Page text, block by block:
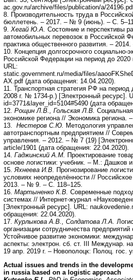
ac.gov.ru/archive/files/publication/a/
8. Производительность труда в
бюллетень. – 2017. – № 9 (июнь). – С.
9. Хегай Ю.А. Состояние и перспективы
автомобильных перевозок в Российской
практика общественного развития. –
10. Концепция долгосрочного социально-
Российской Федерации на период до
URL:
static.government.ru/media/files/
AX.pdf (дата обращения: 14.04.2020).
11. Транспортная стратегия РФ на период
2008 г. № 1734-р.) [Электронный ресурс].
id=3771&layer_id=5104#5490 (дата
12. Рощин Л.В., Гольская Л.В.
экономике региона // Экономика
13. Нестеров С.Ю. Методология
автотранспортным предприятием //
управления. – 2012. – № 7 (19)
article/1901 (дата обращения: 22.04.2020).
14. Гаджинский А.М. Проектирование
основе логистики: учебник. – М.: Дашков
15.Яхнеева И.В. Прогнозирование
условиях неопределённости //
2013. – № 9. – С. 118–125.
16. Мартыненко К.В. Современные
системах // Интернет-журнал
[Электронный ресурс]. URL:
обращения: 22.04.2020).
17. Курлыкова А.В., Солдатова Л.А.
организации сотрудничества
Устойчивое развитие экономики:
аспекты: электрон. сб. ст. III Междунар.
19 апр. 2019 г. – Новополоцк: Полоц. гос.
Actual issues and trends in the
in russia based on a logistic approach